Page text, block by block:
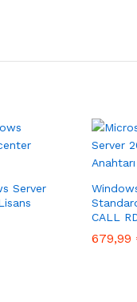
Server
CALL
679,99